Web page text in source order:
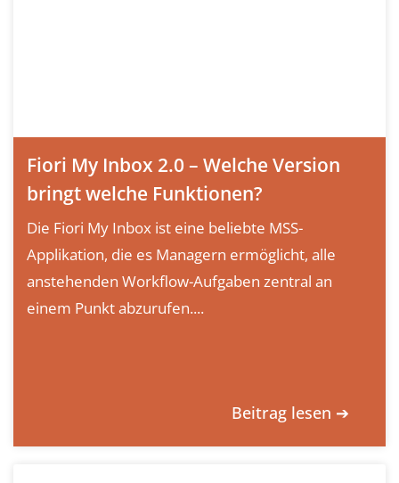
Fiori My Inbox 2.0 – Welche Version
bringt welche Funktionen?
Die Fiori My Inbox ist eine beliebte MSS-
Applikation, die es Managern ermöglicht, alle
anstehenden Workflow-Aufgaben zentral an
einem Punkt abzurufen....
Beitrag lesen ➔